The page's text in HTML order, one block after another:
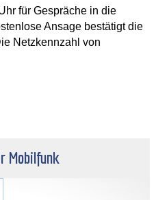
für Gespräche in die
Ansage bestätigt die
Netzkennzahl von
Mobilfunk